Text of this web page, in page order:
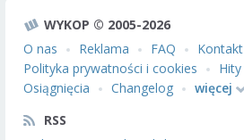
WYKOP © 2005-2026
O nas
Reklama FAQ Kontakt
Polityka prywatności i cookies
Hity
Osiągnięcia
Changelog
więcej
RSS